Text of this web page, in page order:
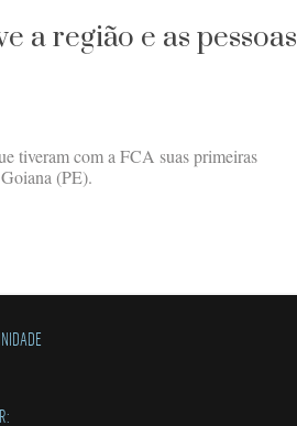
a região e as pessoas
tiveram com a FCA suas primeiras
(PE).